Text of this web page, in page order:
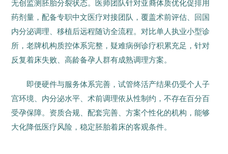
无创监测胚胎分裂状态。医师团队针对亚裔体质优化促排用
药剂量，配备专职中文医疗对接团队，覆盖术前评估、回国
内分泌调理、移植后远程随访全流程。对比单人执业小型诊
所，老牌机构质控体系完整，疑难病例诊疗积累充足，针对
反复着床失败、高龄备孕人群有成熟调理方案。
即便硬件与服务体系完善，试管终活产结果仍受个人子
宫环境、内分泌水平、术前调理依从性制约，不存在百分百
受孕保障。资质合规、配套完善、方案个性化的机构，能够
大化降低医疗风险，稳定胚胎着床的客观条件。